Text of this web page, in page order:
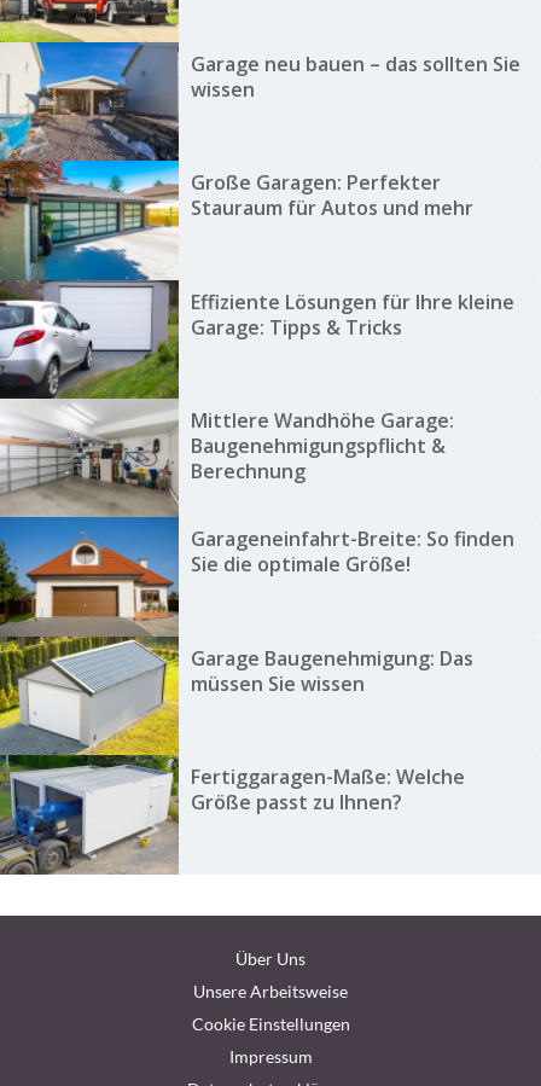
Garage neu bauen – das sollten Sie
wissen
Große Garagen: Perfekter
Stauraum für Autos und mehr
Effiziente Lösungen für Ihre kleine
Garage: Tipps & Tricks
Mittlere Wandhöhe Garage:
Baugenehmigungspflicht &
Berechnung
Garageneinfahrt-Breite: So finden
Sie die optimale Größe!
Garage Baugenehmigung: Das
müssen Sie wissen
Fertiggaragen-Maße: Welche
Größe passt zu Ihnen?
Über Uns
Unsere Arbeitsweise
Cookie Einstellungen
Impressum